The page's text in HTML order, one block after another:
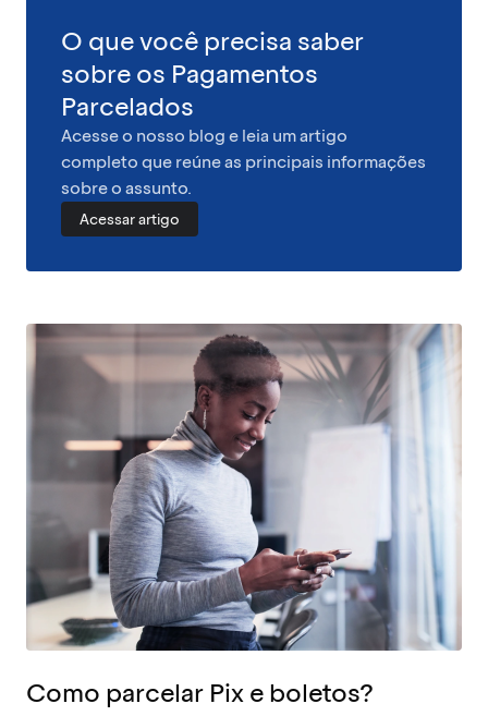
O que você precisa saber
sobre os Pagamentos
Parcelados
Acesse o nosso blog e leia um artigo
completo que reúne as principais informações
sobre o assunto.
Acessar artigo
Como parcelar Pix e boletos?